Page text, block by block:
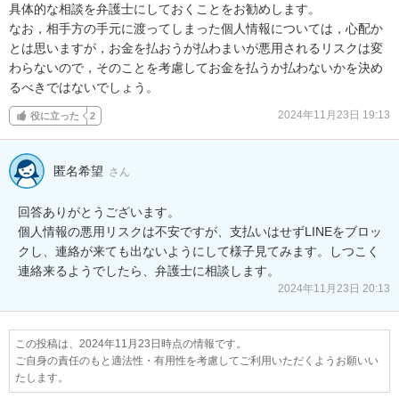
具体的な相談を弁護士にしておくことをお勧めします。
なお，相手方の手元に渡ってしまった個人情報については，心配か
とは思いますが，お金を払おうが払わまいが悪用されるリスクは変
わらないので，そのことを考慮してお金を払うか払わないかを決め
るべきではないでしょう。
役に立った 2 2024年11月23日 19:13
匿名希望 さん
回答ありがとうございます。
個人情報の悪用リスクは不安ですが、支払いはせずLINEをブロッ
クし、連絡が来ても出ないようにして様子見てみます。しつこく
連絡来るようでしたら、弁護士に相談します。
2024年11月23日 20:13
この投稿は、2024年11月23日時点の情報です。
ご自身の責任のもと適法性・有用性を考慮してご利用いただくようお願いい
たします。